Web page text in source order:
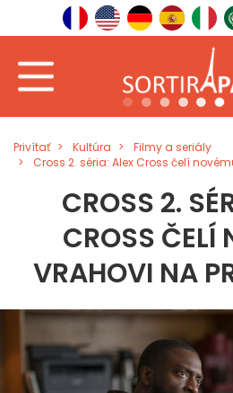
Privítať Kultúra
Filmy a seriály
Cross 2. séria: Alex Cross čelí
CROSS 2.
CROSS ČELÍ
VRAHOVI NA